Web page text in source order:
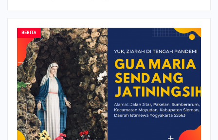
BERITA